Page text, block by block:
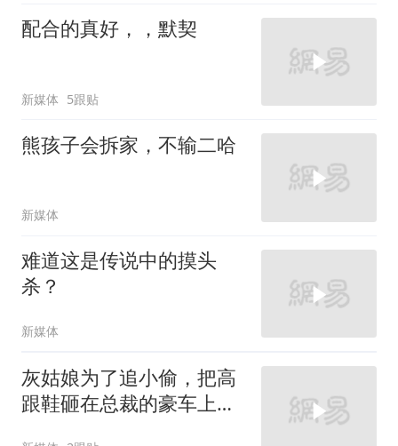
配合的真好，，默契
新媒体 5跟贴
熊孩子会拆家，不输二哈
新媒体
难道这是传说中的摸头
杀？
新媒体
灰姑娘为了追小偷，把高
跟鞋砸在总裁的豪车上，